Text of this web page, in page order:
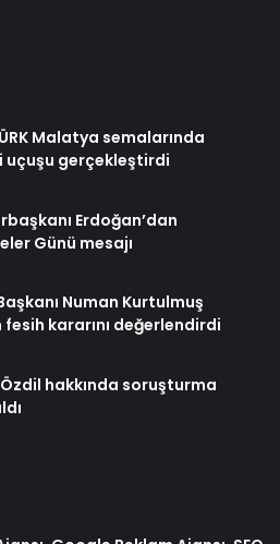
Malatya semalarında
uçuşu gerçekleştirdi
Erdoğan’dan
Günü mesajı
Numan Kurtulmuş
fesih kararını değerlendirdi
Özdil hakkında soruşturma